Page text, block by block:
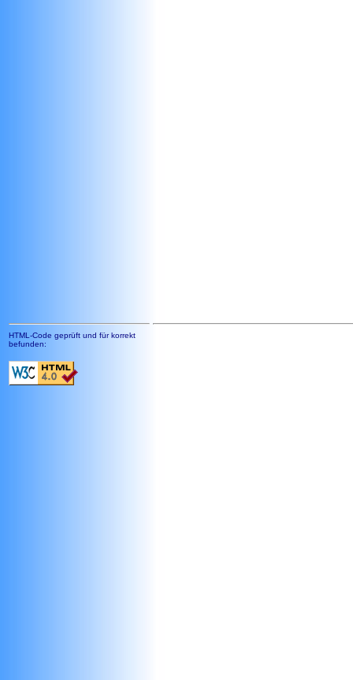
HTML-Code geprüft und für korrekt
befunden: